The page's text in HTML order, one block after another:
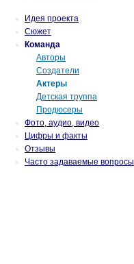
Идея проекта
Сюжет
Команда
Авторы
Создатели
Актеры
Детская труппа
Продюсеры
Фото, аудио, видео
Цифры и факты
Отзывы
Часто задаваемые вопросы